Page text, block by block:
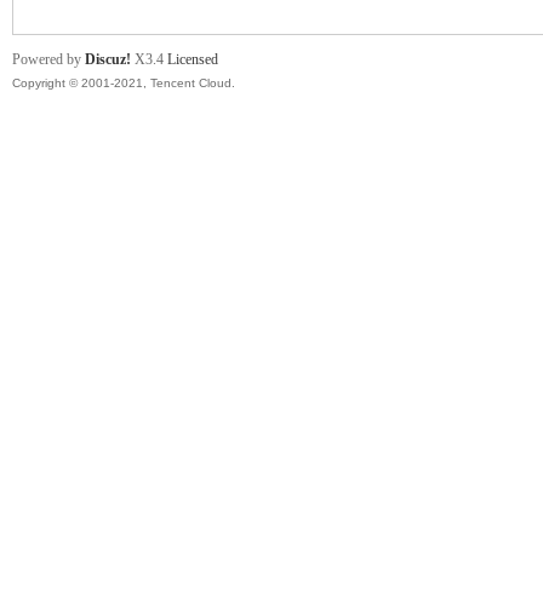
Powered by Discuz! X3.4 Licensed
Copyright © 2001-2021, Tencent Cloud.